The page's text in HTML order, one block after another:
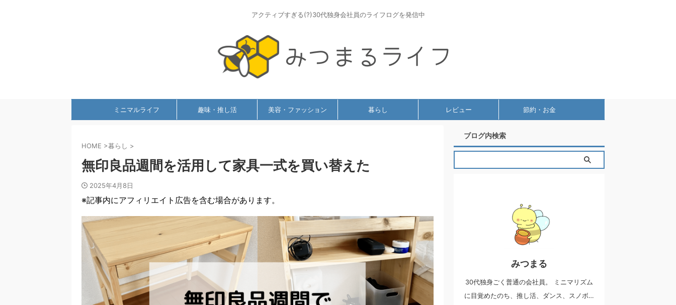
アクティブすぎる(?)30代独身会社員のライフログを発信中
ミニマルライフ 趣味・推し活 美容・ファッション 暮らし レビュー 節約・お金
HOME >暮らし >
無印良品週間を活用して家具一式を買い替えた
2025年4月8日
※記事内にアフィリエイト広告を含む場合があります。
ブログ内検索
みつまる
30代独身ごく普通の会社員。 ミニマリズム
に目覚めたのち、推し活、ダンス、スノボ…